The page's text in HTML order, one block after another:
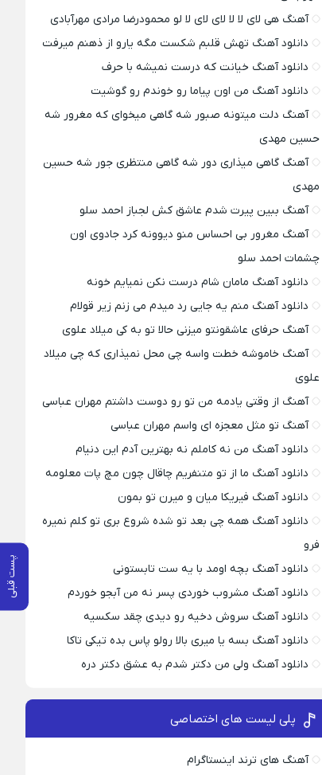
پست قبلی
آهنگ هی لای لا لا لای لای لا لو محمودرضا مرادی مهرآبادی
دانلود آهنگ تهش قلبم شکست مگه یارو از ذهنم میرفت
دانلود آهنگ خیانت که درست نمیشه با حرف
دانلود آهنگ من اون پیاما رو خوندم رو گوشیت
آهنگ دلت میتونه صبور شه گاهی میخوای که مغرور شه
حسین مهدی
آهنگ گاهی میذاری دور شه گاهی منتظری جور شه حسین
مهدی
آهنگ ببین پیرت شدم عاشق کش لجباز احمد سلو
آهنگ مغرور بی احساس منو دیوونه کرد جادوی اون
چشمات احمد سلو
دانلود آهنگ مامان شام درست نکن نمیایم خونه
دانلود آهنگ منم یه جایی رد میدم می زنم زیر قولام
آهنگ حرفای عاشقونتو میزنی حالا تو به کی میلاد علوی
آهنگ خاموشه خطت واسه چی محل نمیذاری که چی میلاد
علوی
آهنگ از وقتی یادمه من تو رو دوست داشتم مهران عباسی
آهنگ تو مثل معجزه ای واسم مهران عباسی
دانلود آهنگ من نه کاملم نه بهترین آدم این دنیام
دانلود آهنگ ما از تو متنفریم چاقال چون مچ پات معلومه
دانلود آهنگ فیریکا میان و میرن تو بمون
دانلود آهنگ همه چی بعد تو شده شروع بری تو کلم نمیره
فرو
دانلود آهنگ بچه اومد با یه ست تابستونی
دانلود آهنگ مشروب خوردی پسر نه من آبجو خوردم
دانلود آهنگ سروش دخیه رو دیدی چقد سکسیه
دانلود آهنگ بسه یا میری بالا رولو پاس بده تیکی تاکا
دانلود آهنگ ولی من دکتر شدم به عشق دکتر دره
پلی لیست های اختصاصی
آهنگ های ترند اینستاگرام